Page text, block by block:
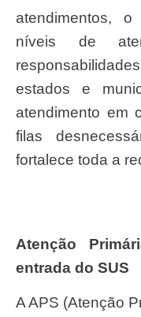
atendimentos,
níveis de
estados e
atendimento em
filas
fortalece toda a
Atenção Primária à Saúde: A porta de
entrada do SUS
A APS (Atenção Primária à Saúde) é a principal